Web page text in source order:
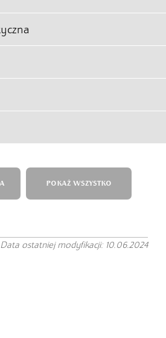
POKAŻ WSZYSTKO
Data ostatniej modyfikacji: 10.06.2024